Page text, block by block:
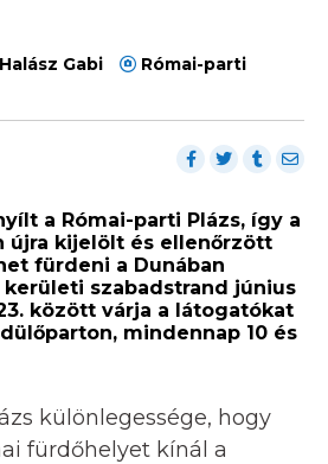
Halász Gabi
Római-parti
a Római-parti Plázs, így a
újra kijelölt és ellenőrzött
fürdeni a Dunában
kerületi szabadstrand június
között várja a látogatókat
mindennap 10 és
különlegessége, hogy
fürdőhelyet kínál a